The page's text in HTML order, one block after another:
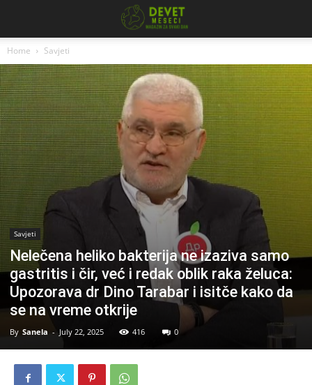
Home Savjeti
Savjeti
Nelečena heliko bakterija ne izaziva samo
gastritis i čir, već i redak oblik raka želuca:
Upozorava dr Dino Tarabar i isitče kako da
se na vreme otkrije
By Sanela - July 22, 2025 416 0